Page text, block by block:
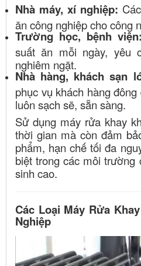
Nhà máy, xí nghiệp:
ăn công nghiệp cho công
Trường học, bệnh viện:
suất ăn mỗi ngày, yêu
nghiêm ngặt.
Nhà hàng, khách sạn
phục vụ khách hàng
luôn sạch sẽ, sẵn sàng.
Sử dụng máy rửa khay
thời gian mà còn đảm
phẩm, hạn chế tối đa
biệt trong các môi trường
sinh cao.
Các Loại Máy Rửa
Nghiệp